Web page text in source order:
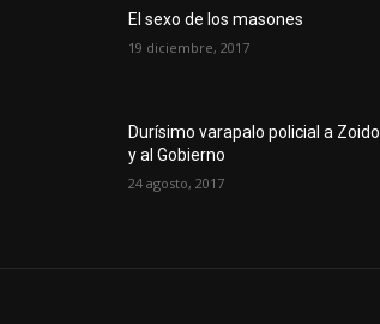
El sexo de los masones
19 diciembre, 2017
Durísimo varapalo policial a Zoido
y al Gobierno
24 agosto, 2017